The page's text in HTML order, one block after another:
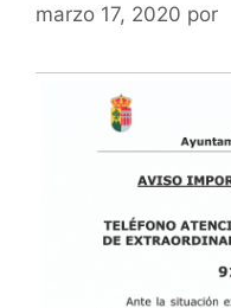
marzo 17, 2020 por